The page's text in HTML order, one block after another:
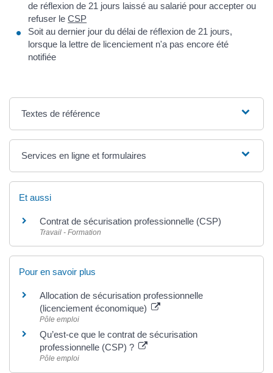
de réflexion de 21 jours laissé au salarié pour accepter ou
refuser leCSP
Soit au dernier jour du délai de réflexion de 21 jours,
lorsque la lettre de licenciement n'a pas encore été
notifiée
Textes de référence
Services en ligne et formulaires
Et aussi
Contrat de sécurisation professionnelle (CSP)
Travail - Formation
Pour en savoir plus
Allocation de sécurisation professionnelle
(licenciement économique)
Pôle emploi
Qu’est-ce que le contrat de sécurisation
professionnelle (CSP) ?
Pôle emploi